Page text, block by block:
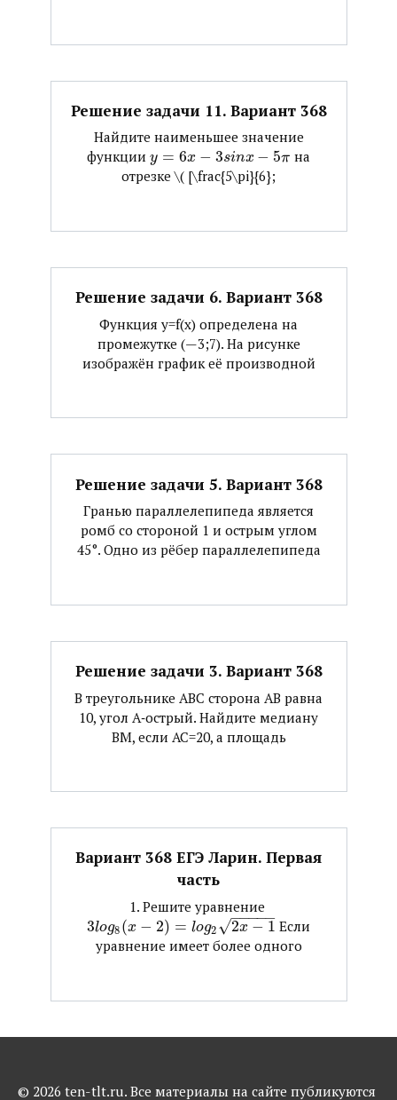
Решение задачи 11. Вариант 368
Найдите наименьшее значение
функции ​ y = 6x − 3sinx − 5π ​ на
отрезке ​\( [\frac{5\pi}{6};
Решение задачи 6. Вариант 368
Функция y=f(x) определена на
промежутке (—3;7). На рисунке
изображён график её производной
Решение задачи 5. Вариант 368
Гранью параллелепипеда является
ромб со стороной 1 и острым углом
45°. Одно из рёбер параллелепипеда
Решение задачи 3. Вариант 368
В треугольнике АВС сторона АВ равна
10, угол А‐острый. Найдите медиану
ВМ, если АС=20, а площадь
Вариант 368 ЕГЭ Ларин. Первая
часть
1. Решите уравнение ​
3log8 (x − 2) = log2 2x − 1
− −
−−−
√
​ Если
уравнение имеет более одного
© 2026 ten-tlt.ru. Все материалы на сайте публикуются